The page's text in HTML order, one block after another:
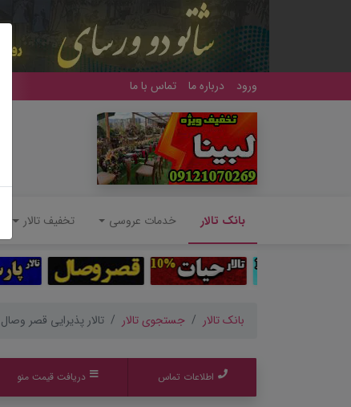
ورود درباره ما تماس با ما
بانک تالار خدمات عروسی تخفیف تالار
بانک تالار جستجوی تالار تالار پذیرایی قصر وصال
اطلاعات تماس دریافت قیمت منو